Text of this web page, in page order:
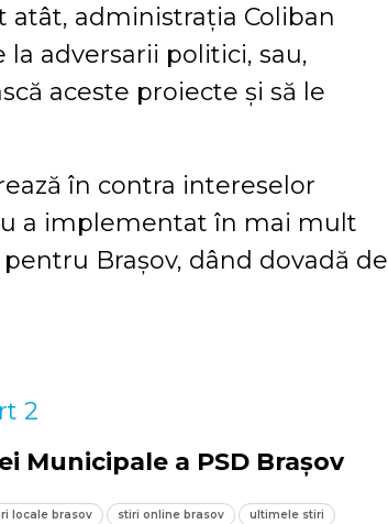
administrația Coliban
adversarii politici, sau,
aceste proiecte și să le
în contra intereselor
a implementat în mai mult
Brașov, dând dovadă de
Municipale a PSD Brașov
locale brasov stiri online brasov ultimele stiri